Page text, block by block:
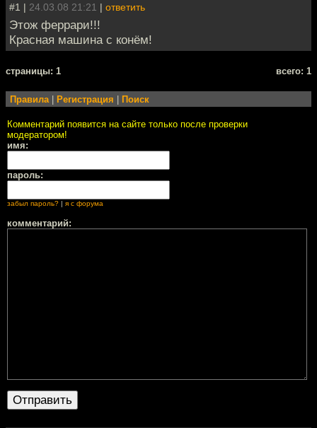
#1 | 24.03.08 21:21 | ответить
Этож феррари!!!
Красная машина с конём!
cтраницы: 1 всего: 1
Правила Регистрация Поиск
Комментарий появится на сайте только после проверки
модератором!
имя:
пароль:
забыл пароль? | я с форума
комментарий: